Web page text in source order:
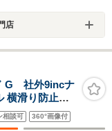
店
G 社外9incナ
横滑り防止装
ール プッシュ
相談可 360°画像付